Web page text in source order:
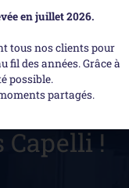
Capelli !
en juillet 2026.
tous nos clients pour
fil des années. Grâce à
possible.
partagés.